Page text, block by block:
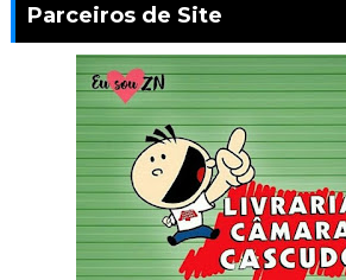
Parceiros de Site